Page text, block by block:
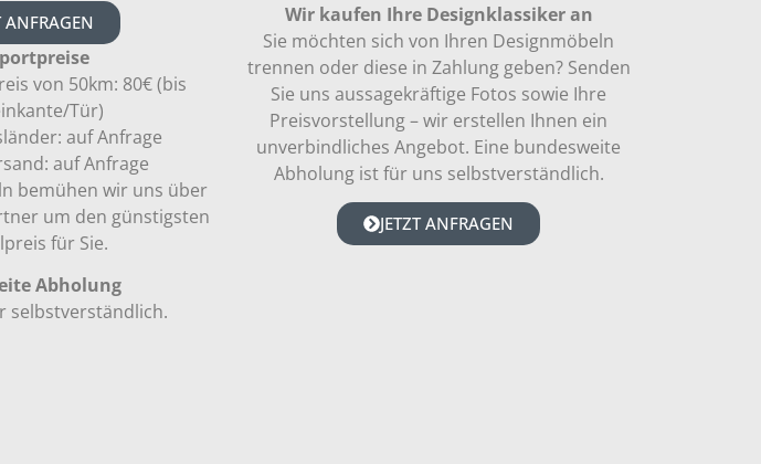
ANFRAGEN
von 50km: 80€ (bis
Tür)
auf Anfrage
auf Anfrage
bemühen wir uns über
um den günstigsten
für Sie.
Abholung
selbstverständlich.
Wir kaufen Ihre Designklassiker an
Sie möchten sich von Ihren Designmöbeln
trennen oder diese in Zahlung geben? Senden
Sie uns aussagekräftige Fotos sowie Ihre
Preisvorstellung – wir erstellen Ihnen ein
unverbindliches Angebot. Eine bundesweite
Abholung ist für uns selbstverständlich.
JETZT ANFRAGEN